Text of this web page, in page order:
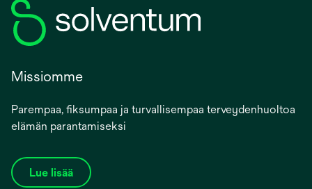
Missiomme
Parempaa, fiksumpaa ja turvallisempaa terveydenhuoltoa
elämän parantamiseksi
Lue lisää